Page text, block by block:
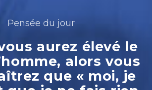
Pensée du jour
aurez élevé le
alors vous
que « moi, je